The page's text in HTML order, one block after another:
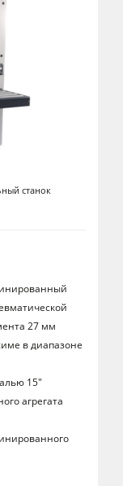
станок
27 мм
в диапазоне
15"
агрегата